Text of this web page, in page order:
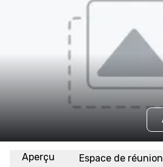
Aperçu Espace de réunion